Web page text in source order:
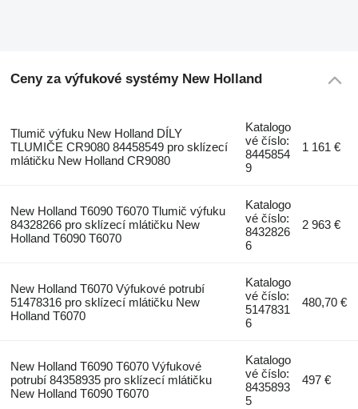
Ceny za výfukové systémy New Holland
Tlumič výfuku New Holland DÍLY
TLUMIČE CR9080 84458549 pro sklízecí
mlátičku New Holland CR9080
Katalogo
vé číslo:
8445854
9
1 161 €
New Holland T6090 T6070 Tlumič výfuku
84328266 pro sklízecí mlátičku New
Holland T6090 T6070
Katalogo
vé číslo:
8432826
6
2 963 €
New Holland T6070 Výfukové potrubí
51478316 pro sklízecí mlátičku New
Holland T6070
Katalogo
vé číslo:
5147831
6
480,70 €
New Holland T6090 T6070 Výfukové
potrubí 84358935 pro sklízecí mlátičku
New Holland T6090 T6070
Katalogo
vé číslo:
8435893
5
497 €